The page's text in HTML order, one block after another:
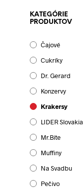
KATEGÓRIE
PRODUKTOV
Čajové
Cukríky
Dr. Gerard
Konzervy
Krakersy
LIDER Slovakia
Mr.Bite
Muffiny
Na Svadbu
Pečivo